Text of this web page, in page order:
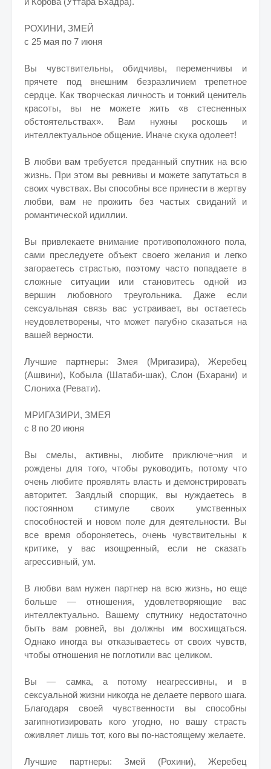
РОХИНИ, ЗМЕЙ
с 25 мая по 7 июня
Вы чувствительны, обидчивы, переменчивы и
прячете под внешним безразличием трепетное
сердце. Как творческая личность и тонкий ценитель
красоты, вы не можете жить «в стесненных
обстоятельствах». Вам нужны роскошь и
интеллектуальное общение. Иначе скука одолеет!
В любви вам требуется преданный спутник на всю
жизнь. При этом вы ревнивы и можете запутаться в
своих чувствах. Вы способны все принести в жертву
любви, вам не прожить без частых свиданий и
романтической идиллии.
Вы привлекаете внимание противоположного пола,
сами преследуете объект своего желания и легко
загораетесь страстью, поэтому часто попадаете в
сложные ситуации или становитесь одной из
вершин любовного треугольника. Даже если
сексуальная связь вас устраивает, вы остаетесь
неудовлетворены, что может пагубно сказаться на
вашей верности.
Лучшие партнеры: Змея (Мригазира), Жеребец
(Ашвини), Кобыла (Шатаби-шак), Слон (Бхарани) и
Слониха (Ревати).
МРИГАЗИРИ, ЗМЕЯ
с 8 по 20 июня
Вы смелы, активны, любите приключе¬ния и
рождены для того, чтобы руководить, потому что
очень любите проявлять власть и демонстрировать
авторитет. Заядлый спорщик, вы нуждаетесь в
постоянном стимуле своих умственных
способностей и новом поле для деятельности. Вы
все время обороняетесь, очень чувствительны к
критике, у вас изощренный, если не сказать
агрессивный, ум.
В любви вам нужен партнер на всю жизнь, но еще
больше — отношения, удовлетворяющие вас
интеллектуально. Вашему спутнику недостаточно
быть вам ровней, вы должны им восхищаться.
Однако иногда вы отказываетесь от своих чувств,
чтобы отношения не поглотили вас целиком.
Вы — самка, а потому неагрессивны, и в
сексуальной жизни никогда не делаете первого шага.
Благодаря своей чувственности вы способны
загипнотизировать кого угодно, но вашу страсть
оживляет лишь тот, кого вы по-настоящему желаете.
Лучшие партнеры: Змей (Рохини), Жеребец